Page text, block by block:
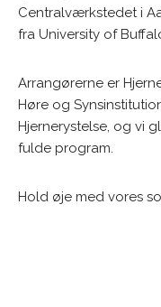
Centralværkstedet i
fra University of
Arrangørerne er
Høre og
Hjernerystelse, og vi
fulde program.
Hold øje med vores